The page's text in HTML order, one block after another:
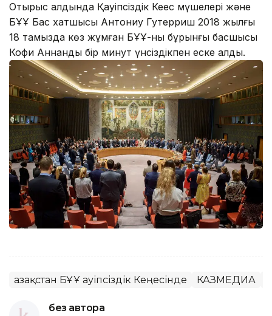
Отырыс алдында Қауіпсіздік Кеңес мүшелері және
БҰҰ Бас хатшысы Антониу Гутерриш 2018 жылғы
18 тамызда көз жұмған БҰҰ-ның бұрынғы басшысы
Кофи Аннанды бір минут үнсіздікпен еске алды.
Қазақстан БҰҰ Қауіпсіздік Кеңесінде КАЗМЕДИА
без автора